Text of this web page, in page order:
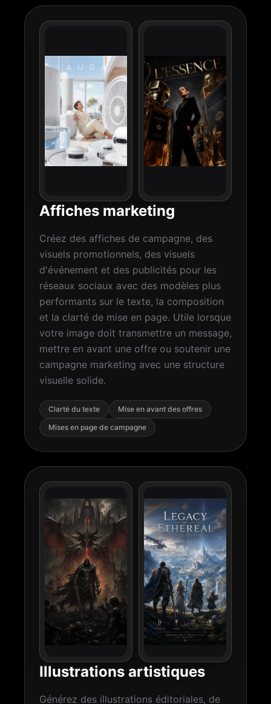
Affiches marketing
Créez des affiches de campagne, des
visuels promotionnels, des visuels
d'événement et des publicités pour les
réseaux sociaux avec des modèles plus
performants sur le texte, la composition
et la clarté de mise en page. Utile lorsque
votre image doit transmettre un message,
mettre en avant une offre ou soutenir une
campagne marketing avec une structure
visuelle solide.
Clarté du texte
Mise en avant des offres
Mises en page de campagne
Illustrations artistiques
Générez des illustrations éditoriales, de